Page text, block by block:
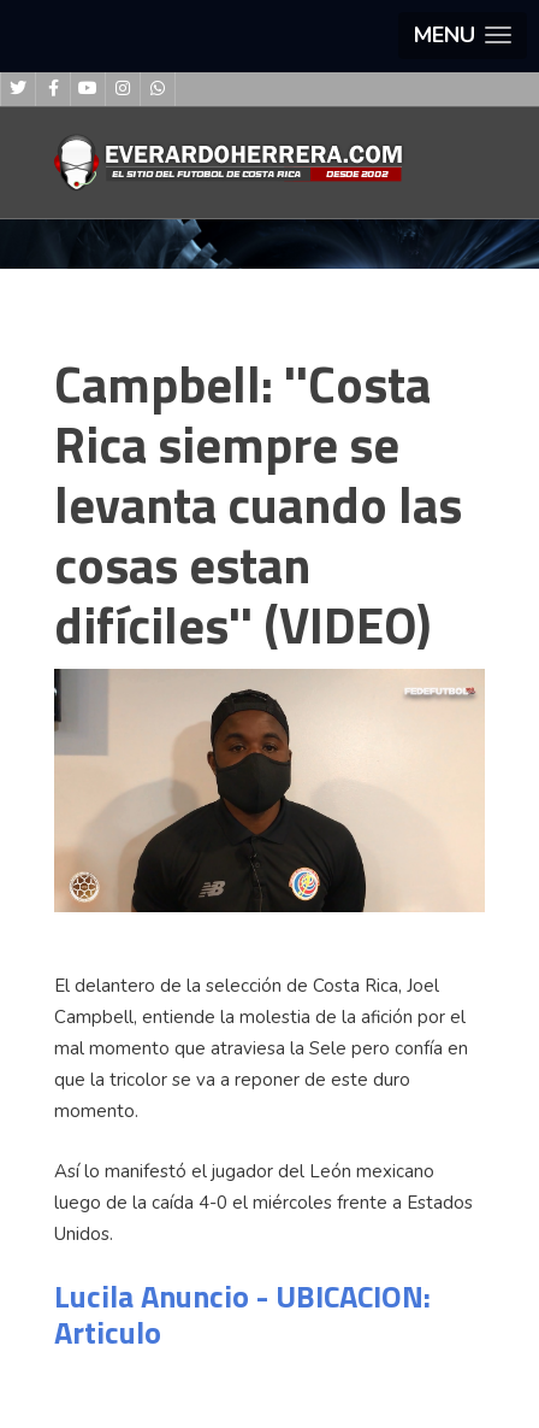
MENU
Campbell: ''Costa
Rica siempre se
levanta cuando las
cosas estan
difíciles'' (VIDEO)
El delantero de la selección de Costa Rica, Joel
Campbell, entiende la molestia de la afición por el
mal momento que atraviesa la Sele pero confía en
que la tricolor se va a reponer de este duro
momento.
Así lo manifestó el jugador del León mexicano
luego de la caída 4-0 el miércoles frente a Estados
Unidos.
Lucila Anuncio - UBICACION:
Articulo